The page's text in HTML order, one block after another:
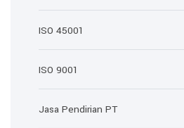
ISO 45001
ISO 9001
Jasa Pendirian PT